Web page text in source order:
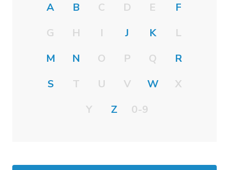
A B C D E
F
G
H I J K
L
M
N O P Q
R
S
T U V W
X
Y
Z 0-9